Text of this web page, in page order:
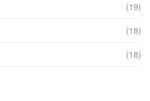
(19)
(18)
(18)